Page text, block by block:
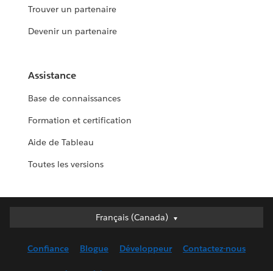
Trouver un partenaire
Devenir un partenaire
Assistance
Base de connaissances
Formation et certification
Aide de Tableau
Toutes les versions
Français (Canada)
Français (Canada)
English (UK)
Confiance Blogue Développeur Contactez-nous